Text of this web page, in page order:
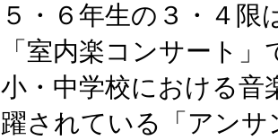
５・６年生の３・４
「室内楽コンサート
小・中学校における音
躍されている「アン